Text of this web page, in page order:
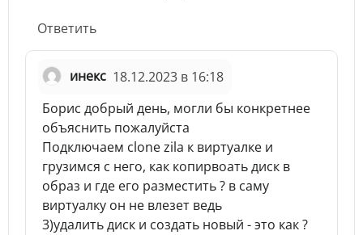
Ответить
инекс 18.12.2023 в 16:18
Борис добрый день, могли бы конкретнее
объяснить пожалуйста
Подключаем clone zila к виртуалке и
грузимся с него, как копирвоать диск в
образ и где его разместить ? в саму
виртуалку он не влезет ведь
3)удалить диск и создать новый - это как ?